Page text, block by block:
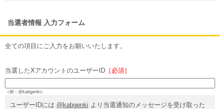
当選者情報 入力フォーム
全ての項目にご入力をお願いいたします。
当選したXアカウントのユーザーID ［必須］
（例：@kabgenki）
ユーザーIDには @kabgenki より当選通知のメッセージを受け取った